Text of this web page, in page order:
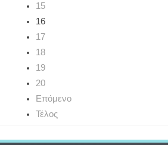
15
16
17
18
19
20
Επόμενο
Τέλος